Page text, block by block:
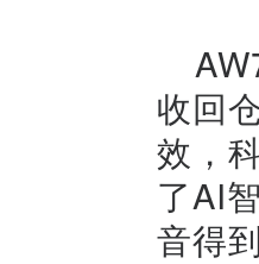
收回
效，
了AI
音得